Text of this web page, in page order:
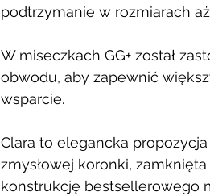
podtrzymanie w rozmiarach
W miseczkach GG+ został
obwodu, aby zapewnić
wsparcie.
Clara to elegancka
zmysłowej koronki,
konstrukcję bestsellerowego